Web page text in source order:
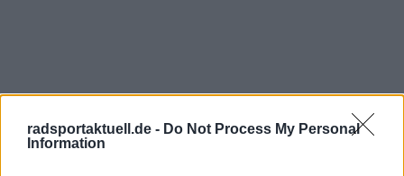
radsportaktuell.de - Do Not Process My Personal
Information